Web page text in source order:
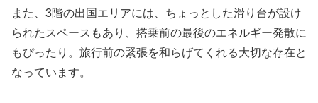
また、3階の出国エリアには、ちょっとした滑り台が設け
られたスペースもあり、搭乗前の最後のエネルギー発散に
もぴったり。旅行前の緊張を和らげてくれる大切な存在と
なっています。